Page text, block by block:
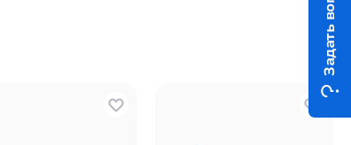
Задать вопрос